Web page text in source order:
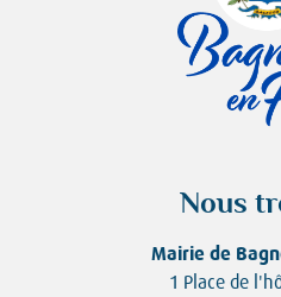
Nous
Mairie de
1 Place de